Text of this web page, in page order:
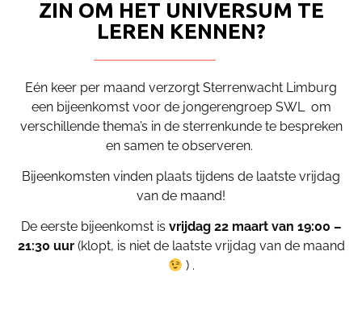
ZIN OM HET UNIVERSUM TE
LEREN KENNEN?
Eén keer per maand verzorgt Sterrenwacht Limburg
een bijeenkomst voor de jongerengroep SWL om
verschillende thema’s in de sterrenkunde te bespreken
en samen te observeren.
Bijeenkomsten vinden plaats tijdens de laatste vrijdag
van de maand!
De eerste bijeenkomst is vrijdag 22 maart van 19:00 –
21:30 uur (klopt, is niet de laatste vrijdag van de maand
) .